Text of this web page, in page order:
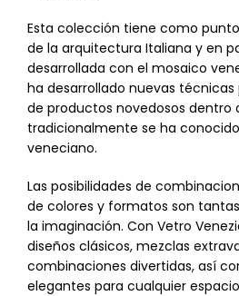
Esta colección tiene como
de la arquitectura Italiana y en
desarrollada con el mosaico
ha desarrollado nuevas
de productos novedosos dentro
tradicionalmente se ha
veneciano.
Las posibilidades de
de colores y formatos son
la imaginación. Con Vetro
diseños clásicos, mezclas
combinaciones divertidas, así
elegantes para cualquier